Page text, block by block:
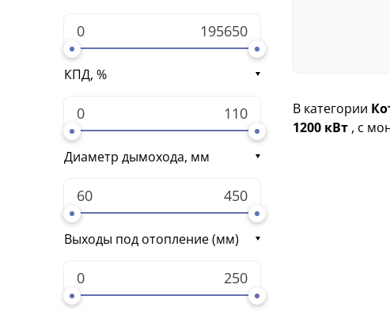
КПД, %
Диаметр дымохода, мм
Выходы под отопление (мм)
В категории
1200 кВт , с